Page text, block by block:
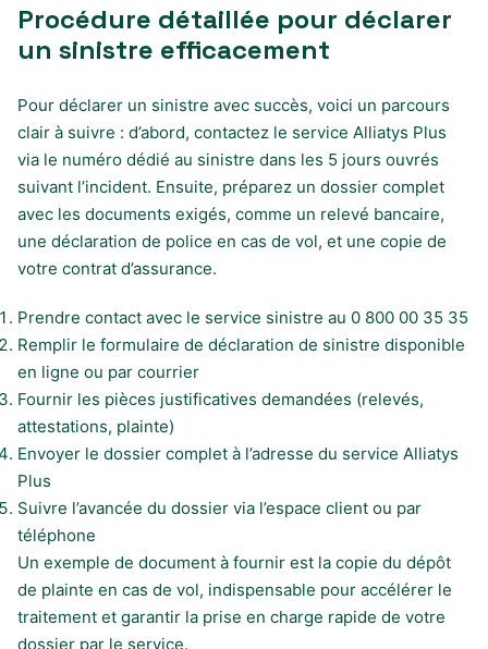
Procédure détaillée pour déclarer
un sinistre efficacement
Pour déclarer un sinistre avec succès, voici un parcours
clair à suivre : d’abord, contactez le service Alliatys Plus
via le numéro dédié au sinistre dans les 5 jours ouvrés
suivant l’incident. Ensuite, préparez un dossier complet
avec les documents exigés, comme un relevé bancaire,
une déclaration de police en cas de vol, et une copie de
votre contrat d’assurance.
Prendre contact avec le service sinistre au 0 800 00 35 35
Remplir le formulaire de déclaration de sinistre disponible
en ligne ou par courrier
Fournir les pièces justificatives demandées (relevés,
attestations, plainte)
Envoyer le dossier complet à l’adresse du service Alliatys
Plus
Suivre l’avancée du dossier via l’espace client ou par
téléphone
Un exemple de document à fournir est la copie du dépôt
de plainte en cas de vol, indispensable pour accélérer le
traitement et garantir la prise en charge rapide de votre
dossier par le service.